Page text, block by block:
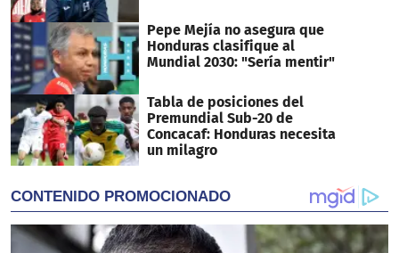
Pepe Mejía no asegura que
Honduras clasifique al
Mundial 2030: "Sería mentir"
Tabla de posiciones del
Premundial Sub-20 de
Concacaf: Honduras necesita
un milagro